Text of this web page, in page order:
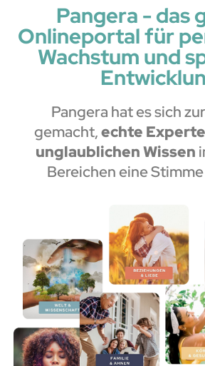
Pangera - das
Onlineportal für
Wachstum und
Pangera hat es sich
gemacht,echte
unglaublichen Wissen
Bereichen eine